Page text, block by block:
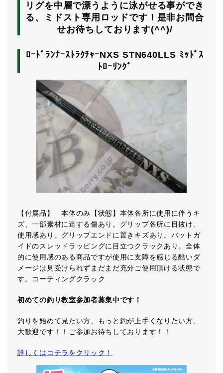
リグを中層で漂うように泳がせる事ができ
る、ミドスト専用ロッドです！是非お問合
せお待ちしております(^^)/
ﾛｰﾄﾞﾗﾝﾅｰｽﾄﾗｸﾁｬｰNXS STN640LLS ﾐｯﾄﾞｽ
ﾄﾛｰﾘﾝｸﾞ
【付属品】 本体のみ【状態】本体各所に使用に伴うキ
ズ、一部素材に達する傷あり。グリップ各所に目抜け、
使用感あり。グリップエンドに置きキズあり。バットガ
イドのスレッドラッピングに目立つクラックあり。全体
的に使用感のある商品ですが使用に支障を感じる酷いダ
メージは見受けられずまだまだ充分ご使用頂ける状態で
す。コーティングクラック
初めての釣り教室参加者募集中です！
釣りを始めて見たい方、もっと釣が上手くなりたい方、
大歓迎です！！ご参加お待ちしております！！
詳しくはコチラをクリック！